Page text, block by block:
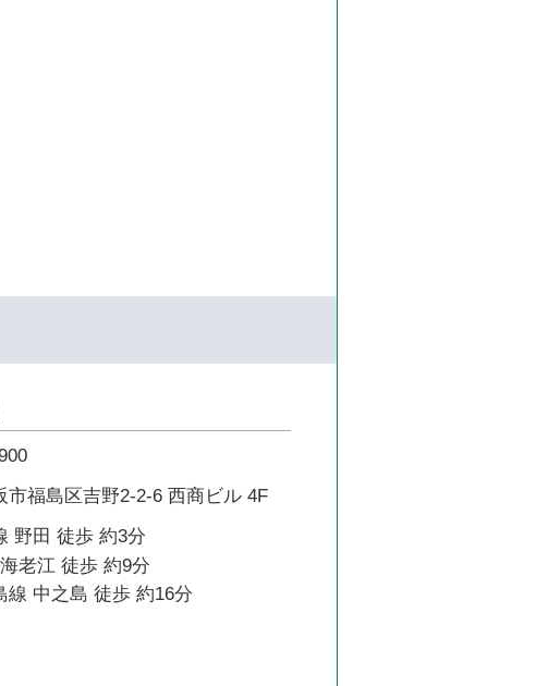
市福島区吉野2-2-6 西商ビル 4F
野田 徒歩 約3分
老江 徒歩 約9分
線 中之島 徒歩 約16分